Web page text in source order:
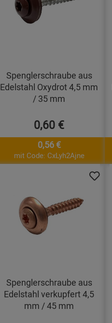
Spenglerschraube aus
Edelstahl Oxydrot 4,5 mm
/ 35 mm
0,60 €
0,56 €
mit Code: CxLyh2Ajne
Spenglerschraube aus
Edelstahl verkupfert 4,5
mm / 45 mm